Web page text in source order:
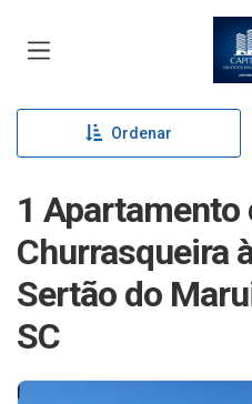
Ordenar
1 Apartamento
Churrasqueira
Sertão do
SC